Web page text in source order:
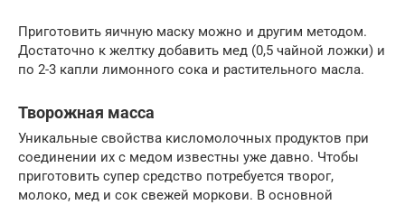
Приготовить яичную маску можно и другим методом.
Достаточно к желтку добавить мед (0,5 чайной ложки) и
по 2-3 капли лимонного сока и растительного масла.
Творожная масса
Уникальные свойства кисломолочных продуктов при
соединении их с медом известны уже давно. Чтобы
приготовить супер средство потребуется творог,
молоко, мед и сок свежей моркови. В основной